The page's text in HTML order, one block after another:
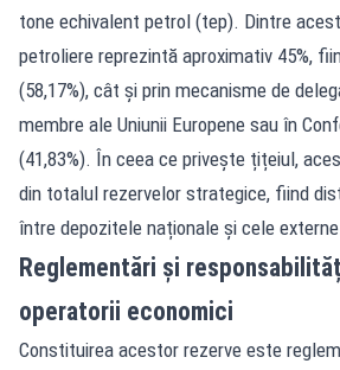
tone echivalent petrol (tep). Dintre
petroliere reprezintă aproximativ 45%,
(58,17%), cât și prin mecanisme de
membre ale Uniunii Europene sau în
(41,83%). În ceea ce privește țițeiul,
din totalul rezervelor strategice, fiind
între depozitele naționale și cele
Reglementări și
operatorii economici
Constituirea acestor rezerve este